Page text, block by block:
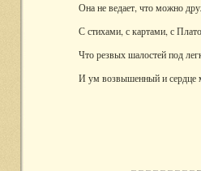
Она не ведает, что можно
С стихами, с картами, с
Что резвых шалостей под
И ум возвышенный и сердце